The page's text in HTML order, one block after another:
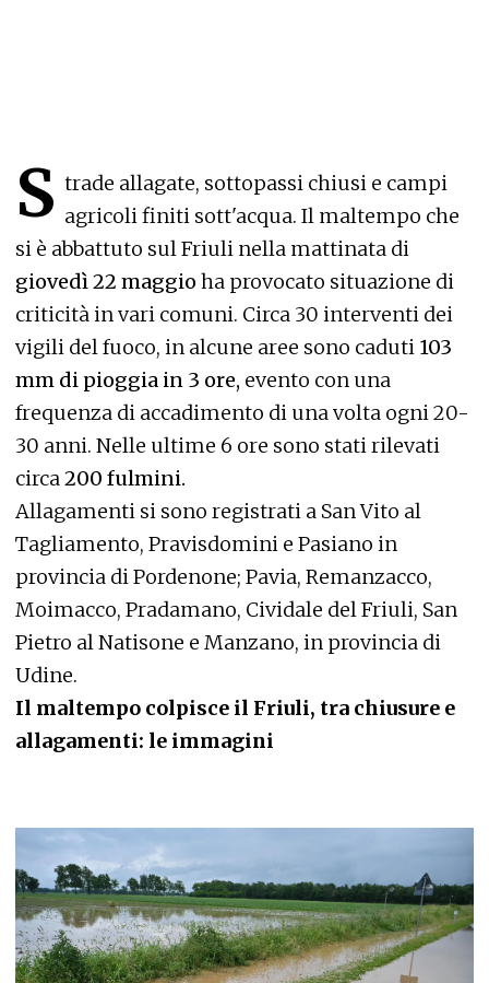
S trade allagate, sottopassi chiusi e campi
agricoli finiti sott'acqua. Il maltempo che
si è abbattuto sul Friuli nella mattinata di
giovedì 22 maggio ha provocato situazione di
criticità in vari comuni. Circa 30 interventi dei
vigili del fuoco, in alcune aree sono caduti 103
mm di pioggia in 3 ore, evento con una
frequenza di accadimento di una volta ogni 20-
30 anni. Nelle ultime 6 ore sono stati rilevati
circa 200 fulmini.
Allagamenti si sono registrati a San Vito al
Tagliamento, Pravisdomini e Pasiano in
provincia di Pordenone; Pavia, Remanzacco,
Moimacco, Pradamano, Cividale del Friuli, San
Pietro al Natisone e Manzano, in provincia di
Udine.
Il maltempo colpisce il Friuli, tra chiusure e
allagamenti: le immagini